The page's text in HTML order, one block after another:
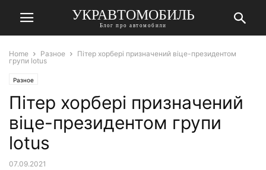
УКРАВТОМОБИЛЬ
Блог про автомобили
Home Разное
Пітер хорбері призначений віце-президентом
групи lotus
Разное
Пітер хорбері призначений
віце-президентом групи
lotus
07.09.2021